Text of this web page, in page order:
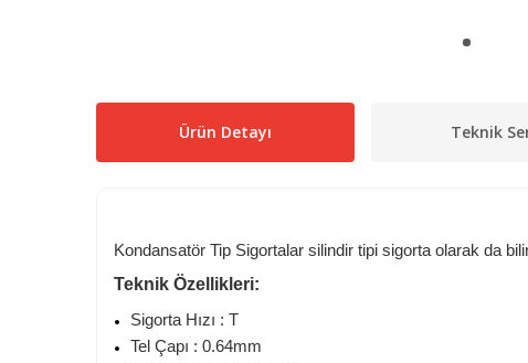
Ürün Detayı Teknik
Kondansatör Tip Sigortalar silindir tipi sigorta olarak da
Teknik Özellikleri:
Sigorta Hızı : T
Tel Çapı : 0.64mm